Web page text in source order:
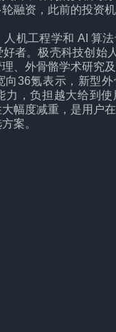
融资，此前的投资
机工程学和 AI 算
者。极壳科技创始
、外骨骼学术研究
向36氪表示，新型外
力，负担越大给到
幅度减重，是用户
案。